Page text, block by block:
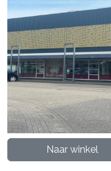
Naar winkel